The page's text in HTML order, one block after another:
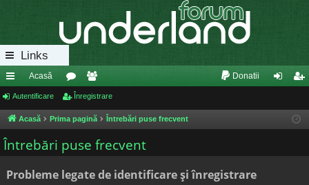
Links
eg
ăt
uri
pi
Acasă
or
u
e
m
Donatii
eg
Autentificare Înregistrare
Acasă Prima pagină Întrebări puse frecvent
Întrebări puse frecvent
Probleme legate de identificare și înregistrare